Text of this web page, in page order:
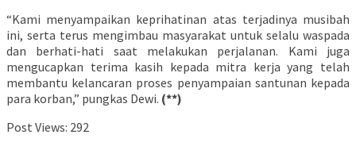
“Kami menyampaikan keprihatinan atas terjadinya musibah
ini, serta terus mengimbau masyarakat untuk selalu waspada
dan berhati-hati saat melakukan perjalanan. Kami juga
mengucapkan terima kasih kepada mitra kerja yang telah
membantu kelancaran proses penyampaian santunan kepada
para korban,” pungkas Dewi. (**)
Post Views: 292